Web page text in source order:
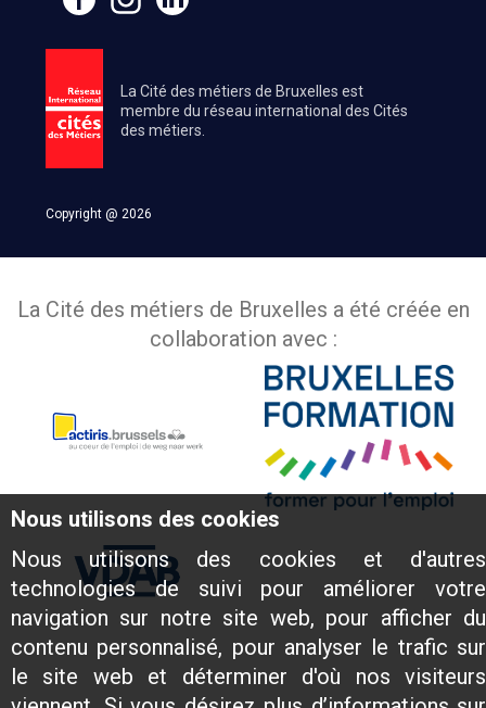
Nous utilisons des cookies
Nous utilisons des cookies et d'autres
technologies de suivi pour améliorer votre
navigation sur notre site web, pour afficher du
contenu personnalisé, pour analyser le trafic sur
le site web et déterminer d'où nos visiteurs
La Cité des métiers de Bruxelles est
membre du réseau international des Cités
des métiers.
Copyright @ 2026
La Cité des métiers de Bruxelles a été créée en
collaboration avec :